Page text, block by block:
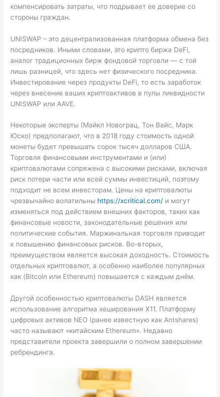
компенсировать затраты, что подрывает ее доверие со
стороны граждан.
UNISWAP – это децентрализованная платформа обмена без
посредников. Иными словами, это крипто биржа DeFi,
аналог традиционных бирж фондовой торговли — с той
лишь разницей, что здесь нет физического посредника.
Инвестирование через продукты DeFi, то есть заработок
через внесение ваших криптоактивов в пулы ликвидности
UNISWAP или AAVE.
Некоторые эксперты (Майкл Новограц, Тон Вайс, Марк
Юско) предполагают, что в 2018 году стоимость одной
монеты будет превышать сорок тысяч долларов США.
Торговля финансовыми инструментами и (или)
криптовалютами сопряжена с высокими рисками, включая
риск потери части или всей суммы инвестиций, поэтому
подходит не всем инвесторам. Цены на криптовалюты
чрезвычайно волатильны https://xcritical.com/ и могут
изменяться под действием внешних факторов, таких как
финансовые новости, законодательные решения или
политические события. Маржинальная торговля приводит
к повышению финансовых рисков. Во-вторых,
преимуществом является высокая доходность. Стоимость
отдельных криптовалют, а особенно наиболее популярных
как (Bitcoin или Ethereum) повышается с каждым днём.
Другой особенностью криптовалюты DASH является
использование алгоритма хеширования X11. Платформу
цифровых активов NEO (ранее известную как Antshares)
часто называют «китайским Ethereum». Недавно
представители проекта завершили о полном завершении
ребрендинга.